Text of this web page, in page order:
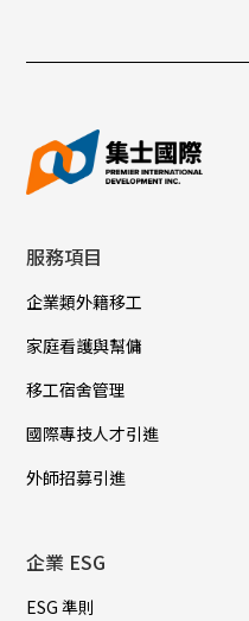
服務項目
企業類外籍移工
家庭看護與幫傭
移工宿舍管理
國際專技人才引進
外師招募引進
企業 ESG
ESG 準則